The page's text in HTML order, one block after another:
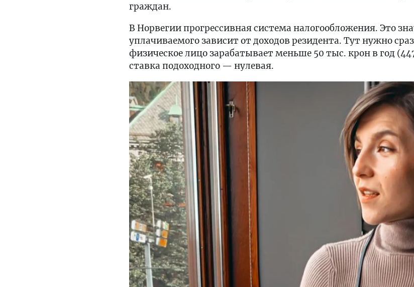
граждан.
В Норвегии прогрессивная система налогообложения. Это
уплачиваемого зависит от доходов резидента. Тут нужно
физическое лицо зарабатывает меньше 50 тыс. крон в год
ставка подоходного — нулевая.